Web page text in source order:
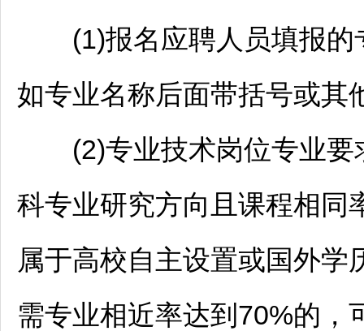
(1)报名应聘人员填报的
如专业名称后面带括号或其
(2)专业技术岗位专业要
科专业研究方向且课程相同
属于高校自主设置或国外
需专业相近率达到70%的，